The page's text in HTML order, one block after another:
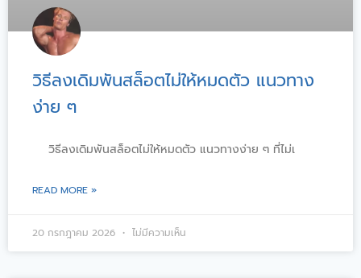
วิธีลงเดิมพันสล็อตไม่ให้หมดตัว แนวทาง
ง่าย ๆ
วิธีลงเดิมพันสล็อตไม่ให้หมดตัว แนวทางง่าย ๆ ที่ไม่เ
READ MORE »
20 กรกฎาคม 2026 ไม่มีความเห็น